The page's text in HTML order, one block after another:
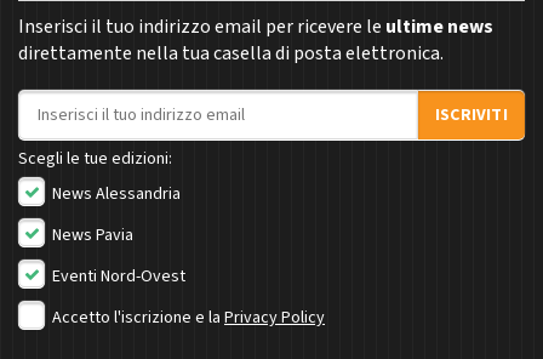
Inserisci il tuo indirizzo email per ricevere le ultime news
direttamente nella tua casella di posta elettronica.
Indirizzo email
ISCRIVITI
Scegli le tue edizioni:
News Alessandria
News Pavia
Eventi Nord-Ovest
Accetto l'iscrizione e la Privacy Policy